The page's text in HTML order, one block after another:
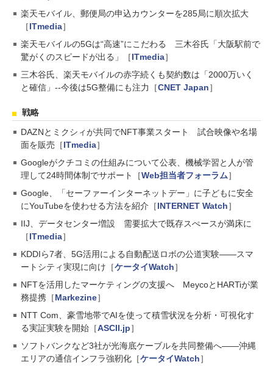
楽天モバイル、郵便局の申込カウンターを285局に順次拡大
［ITmedia］
楽天モバイルの5Gは“高速”にこだわる 三木谷氏「大阪駅前で
驚がくのスピードが出る」［ITmedia］
三木谷氏、楽天モバイルの赤字続くも契約数は「2000万いく
と確信」--今後は5G整備にも注力［CNET Japan］
戦略
DAZNとミクシィが共同でNFT事業スタート 試合映像や名場
面を販売［ITmedia］
Googleがクチコミの仕組みについて公表、機械学習と人が管
理して24時間体制でサポート［Web担当者フォーラム］
Google、「セーファーインターネットデー」に子どもに安全
にYouTubeを使わせる方法を紹介［INTERNET Watch］
IIJ、データセンター増設 需要拡大で既存スぺースが満床に
［ITmedia］
KDDIら7者、5G活用による自動配送ロボの公道実験――スマ
ートシティ実現に向け［ケータイWatch］
NFTを活用したマーケティングの支援へ MeycoとHARTiが業
務提携［Markezine］
NTT Com、豪雪地帯でAIを使って積雪状況を分析・可視化す
る実証実験を開始［ASCII.jp］
ソフトバンクなど3社が光海底ケーブルを共同整備へ――沖縄
エリアの通信インフラ強靭化［ケータイWatch］